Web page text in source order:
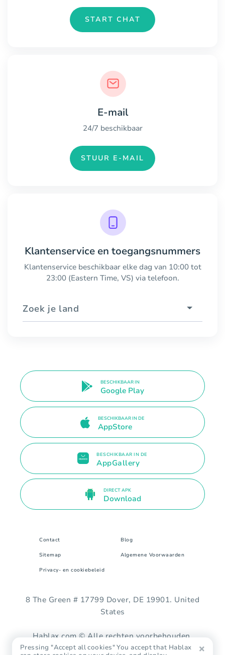
START CHAT
E-mail
24/7 beschikbaar
STUUR E-MAIL
Klantenservice en toegangsnummers
Klantenservice beschikbaar elke dag van 10:00 tot
23:00 (Eastern Time, VS) via telefoon.
Zoek je land
BESCHIKBAAR IN
Google Play
BESCHIKBAAR IN DE
AppStore
BESCHIKBAAR IN DE
AppGallery
DIRECT APK
Download
Contact Blog
Sitemap Algemene Voorwaarden
Privacy- en cookiebeleid
8 The Green # 17799 Dover, DE 19901. United
States
Hablax.com © Alle rechten voorbehouden.
Pressing "Accept all cookies" You accept that Hablax